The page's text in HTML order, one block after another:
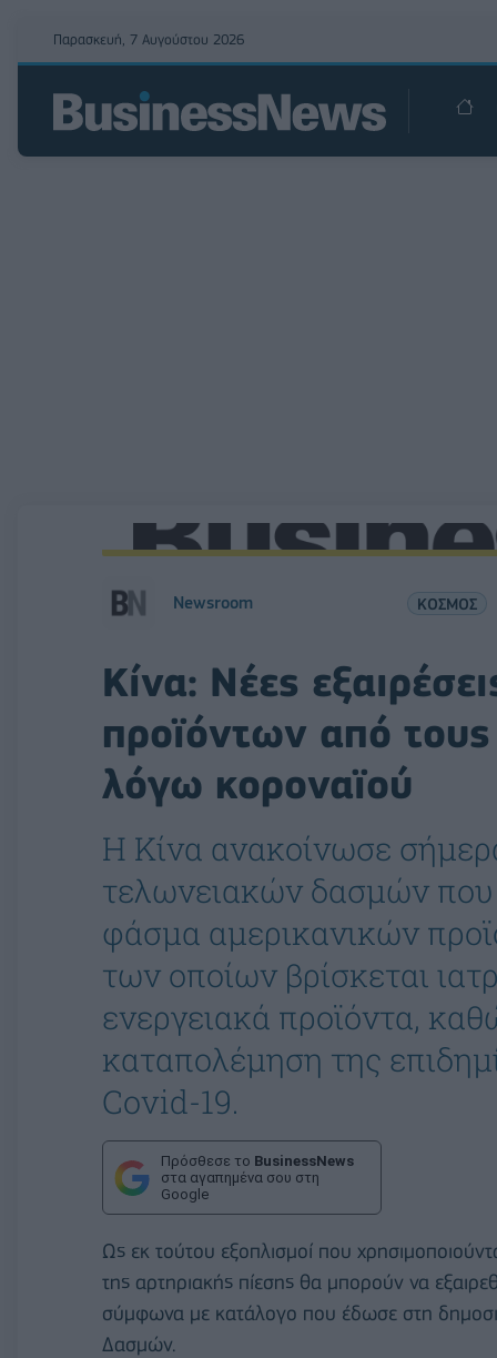
Παρασκευή, 7 Αυγούστου 2026
Newsroom ΚΟΣΜΟΣ
Κίνα: Νέες
προϊόντων από
λόγω κοροναϊού
Η Κίνα ανακοίνωσε
τελωνειακών δασμών που
φάσμα αμερικανικών
των οποίων βρίσκεται
ενεργειακά προϊόντα,
καταπολέμηση της
Covid-19.
Πρόσθεσε το BusinessNews
στα αγαπημένα σου στη
Google
Ως εκ τούτου εξοπλισμοί που
της αρτηριακής πίεσης θα μπορούν να
σύμφωνα με κατάλογο που έδωσε στη
Δασμών.